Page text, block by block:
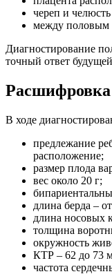
череп и
между половым
Диагностирование
точный ответ
Расшифровка
В ходе
предлежание
расположение;
размер плода
вес около 20 г;
длина берда –
длина носовых
толщина
окружность
КТР – 62 до 73
частота